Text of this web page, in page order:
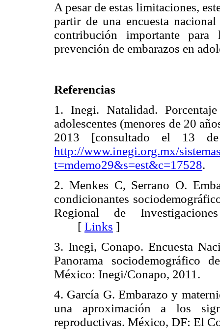
A pesar de estas limitaciones,
partir de una encuesta
contribución importante
prevención de embarazos en
Referencias
1. Inegi. Natalidad.
adolescentes (menores de 20
2013 [consultado el 13
http://www.inegi.org.mx/
t=mdemo29&s=est&c=17528.
2. Menkes C, Serrano O.
condicionantes
Regional de
[ Links ]
3. Inegi, Conapo. Encuesta
Panorama sociodemográfico
México: Inegi/Conapo,
4. García G. Embarazo y
una aproximación a los
reproductivas. México, DF: